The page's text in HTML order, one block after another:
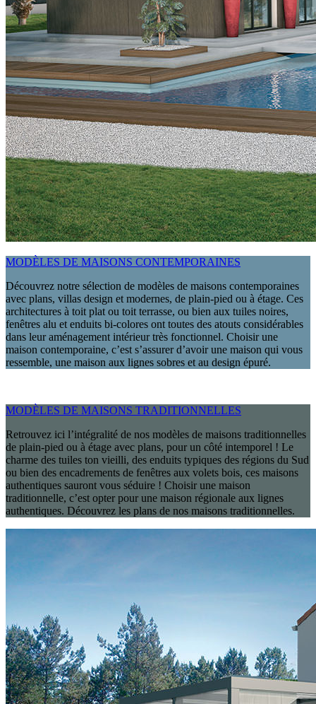
MODÈLES DE MAISONS CONTEMPORAINES
Découvrez notre sélection de modèles de maisons contemporaines
avec plans, villas design et modernes, de plain-pied ou à étage. Ces
architectures à toit plat ou toit terrasse, ou bien aux tuiles noires,
fenêtres alu et enduits bi-colores ont toutes des atouts considérables
dans leur aménagement intérieur très fonctionnel. Choisir une
maison contemporaine, c’est s’assurer d’avoir une maison qui vous
ressemble, une maison aux lignes sobres et au design épuré.
MODÈLES DE MAISONS TRADITIONNELLES
Retrouvez ici l’intégralité de nos modèles de maisons traditionnelles
de plain-pied ou à étage avec plans, pour un côté intemporel ! Le
charme des tuiles ton vieilli, des enduits typiques des régions du Sud
ou bien des encadrements de fenêtres aux volets bois, ces maisons
authentiques sauront vous séduire ! Choisir une maison
traditionnelle, c’est opter pour une maison régionale aux lignes
authentiques. Découvrez les plans de nos maisons traditionnelles.